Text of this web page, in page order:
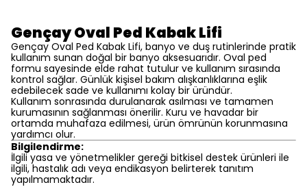
Gençay Oval Ped Kabak Lifi
Gençay Oval Ped Kabak Lifi, banyo ve duş rutinlerinde pratik
kullanım sunan doğal bir banyo aksesuarıdır. Oval ped
formu sayesinde elde rahat tutulur ve kullanım sırasında
kontrol sağlar. Günlük kişisel bakım alışkanlıklarına eşlik
edebilecek sade ve kullanımı kolay bir üründür.
Kullanım sonrasında durulanarak asılması ve tamamen
kurumasının sağlanması önerilir. Kuru ve havadar bir
ortamda muhafaza edilmesi, ürün ömrünün korunmasına
yardımcı olur.
Bilgilendirme:
İlgili yasa ve yönetmelikler gereği bitkisel destek ürünleri ile
ilgili, hastalık adı veya endikasyon belirterek tanıtım
yapılmamaktadır.